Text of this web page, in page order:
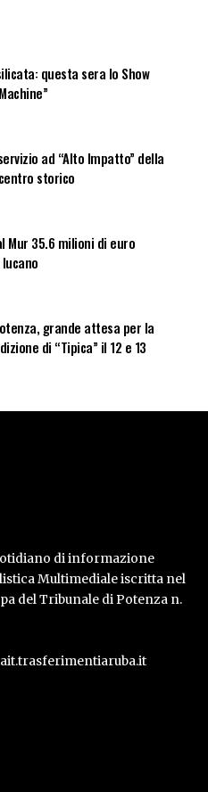
questa sera lo Show
ad “Alto Impatto” della
storico
Mur 35.6 milioni di euro
grande attesa per la
di “Tipica” il 12 e 13
di informazione
Multimediale iscritta nel
del Tribunale di Potenza n.